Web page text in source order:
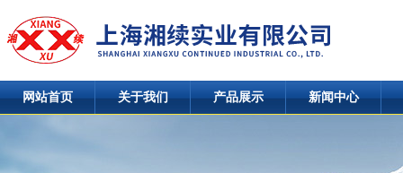
网站首页 关于我们 产品展示 新闻中心